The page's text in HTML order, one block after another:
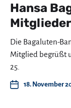
Hansa
Die Bagaluten-
Mitglied begrüßt
25.
18. November